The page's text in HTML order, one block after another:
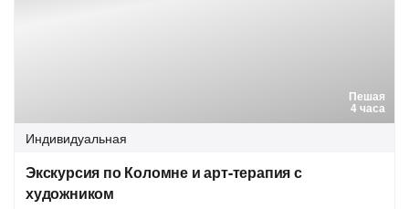
Пешая
4 часа
Индивидуальная
Экскурсия по Коломне и арт-терапия с
художником